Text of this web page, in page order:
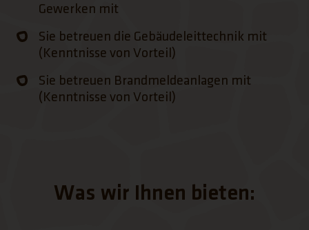
Gewerken mit
Sie betreuen die Gebäudeleittechnik mit
(Kenntnisse von Vorteil)
Sie betreuen Brandmeldeanlagen mit
(Kenntnisse von Vorteil)
Was wir Ihnen bieten: